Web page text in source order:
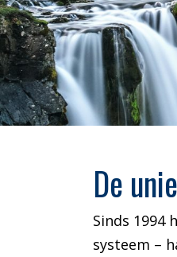
De
Sinds 1994
systeem –